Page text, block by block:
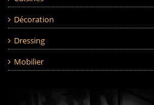
Décoration
Dressing
Mobilier